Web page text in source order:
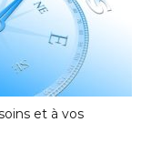
et à vos